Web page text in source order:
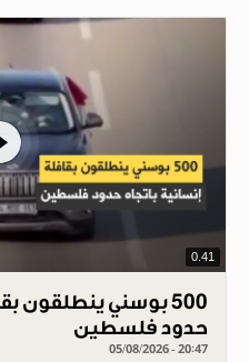
0.41
500 بوسني ينطلقون
حدود فلسطين
05/08/2026 - 20:47